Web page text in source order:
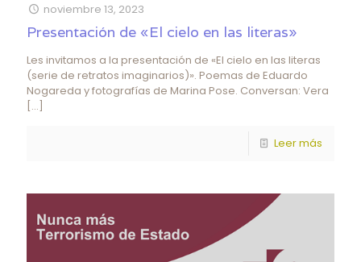
noviembre 13, 2023
Presentación de «El cielo en las literas»
Les invitamos a la presentación de «El cielo en las literas
(serie de retratos imaginarios)». Poemas de Eduardo
Nogareda y fotografías de Marina Pose. Conversan: Vera
[…]
Leer más